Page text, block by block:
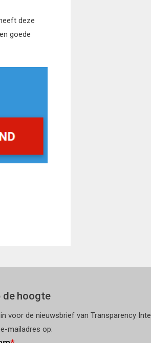
deze
goede
de hoogte
voor de nieuwsbrief van Transparency
mailadres op: